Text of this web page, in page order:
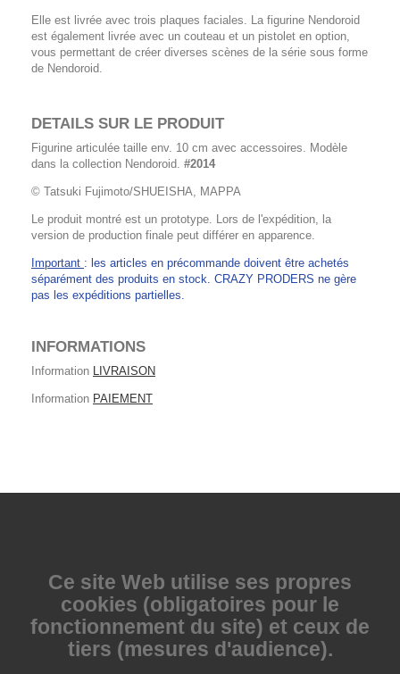
Elle est livrée avec trois plaques faciales. La figurine Nendoroid
est également livrée avec un couteau et un pistolet en option,
vous permettant de créer diverses scènes de la série sous forme
de Nendoroid.
DETAILS SUR LE PRODUIT
Figurine articulée taille env. 10 cm avec accessoires. Modèle
dans la collection Nendoroid. #2014
© Tatsuki Fujimoto/SHUEISHA, MAPPA
Le produit montré est un prototype. Lors de l'expédition, la
version de production finale peut différer en apparence.
Important : les articles en précommande doivent être achetés
séparément des produits en stock. CRAZY PRODERS ne gère
pas les expéditions partielles.
INFORMATIONS
Information LIVRAISON
Information PAIEMENT
Ce site Web utilise ses propres
cookies (obligatoires pour le
fonctionnement du site) et ceux de
tiers (mesures d'audience).